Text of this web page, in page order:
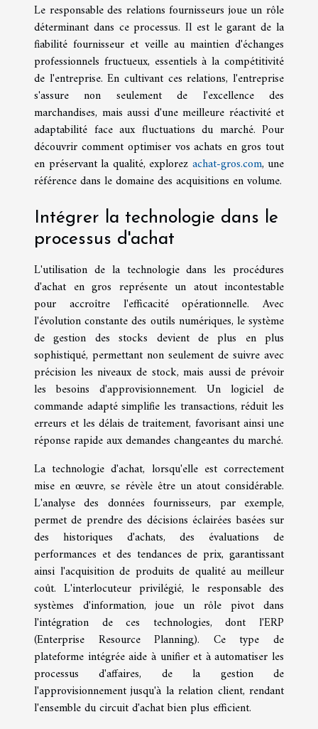
Le responsable des relations fournisseurs joue un rôle
déterminant dans ce processus. Il est le garant de la
fiabilité fournisseur et veille au maintien d'échanges
professionnels fructueux, essentiels à la compétitivité
de l'entreprise. En cultivant ces relations, l'entreprise
s'assure non seulement de l'excellence des
marchandises, mais aussi d'une meilleure réactivité et
adaptabilité face aux fluctuations du marché. Pour
découvrir comment optimiser vos achats en gros tout
en préservant la qualité, explorez achat-gros.com, une
référence dans le domaine des acquisitions en volume.
Intégrer la technologie dans le
processus d'achat
L'utilisation de la technologie dans les procédures
d'achat en gros représente un atout incontestable
pour accroître l'efficacité opérationnelle. Avec
l'évolution constante des outils numériques, le système
de gestion des stocks devient de plus en plus
sophistiqué, permettant non seulement de suivre avec
précision les niveaux de stock, mais aussi de prévoir
les besoins d'approvisionnement. Un logiciel de
commande adapté simplifie les transactions, réduit les
erreurs et les délais de traitement, favorisant ainsi une
réponse rapide aux demandes changeantes du marché.
La technologie d'achat, lorsqu'elle est correctement
mise en œuvre, se révèle être un atout considérable.
L'analyse des données fournisseurs, par exemple,
permet de prendre des décisions éclairées basées sur
des historiques d'achats, des évaluations de
performances et des tendances de prix, garantissant
ainsi l'acquisition de produits de qualité au meilleur
coût. L'interlocuteur privilégié, le responsable des
systèmes d'information, joue un rôle pivot dans
l'intégration de ces technologies, dont l'ERP
(Enterprise Resource Planning). Ce type de
plateforme intégrée aide à unifier et à automatiser les
processus d'affaires, de la gestion de
l'approvisionnement jusqu'à la relation client, rendant
l'ensemble du circuit d'achat bien plus efficient.